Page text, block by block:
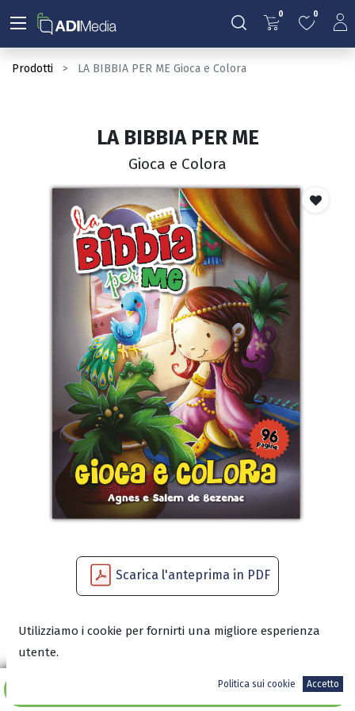
0 0
Prodotti LA BIBBIA PER ME Gioca e Colora
Aggiungi al carrello
LA BIBBIA PER ME
Gioca e Colora
Scarica l'anteprima in PDF
8,50€
Utilizziamo i cookie per fornirti una migliore esperienza
utente.
Politica sui cookie Accetto